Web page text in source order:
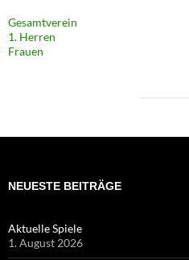
Gesamtverein
1. Herren
Frauen
NEUESTE BEITRÄGE
Aktuelle Spiele
1. August 2026